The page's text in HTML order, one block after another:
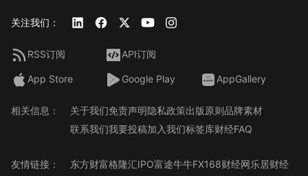
关注我们：
RSS订阅 API订阅
App Store Google Play AppGallery
相关信息： 关于我们免责声明隐私政策出版原则品牌素材
联系我们我要投稿加入我们标签库财经FAQ
友情链接： 东方财富格隆汇IPO富途牛牛FX168财经网乐居财经